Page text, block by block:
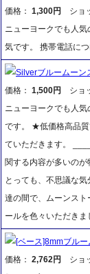
価格： 1,300円
ショ
ニューヨークでも人
気です。 携帯電話に
Silverブルームーン
価格： 1,500円
ショ
ニューヨークでも人
です。 ★低価格高品
ていただきます。
関する内容が多いの
とっても、不思議な
達の間で、ムーンス
ールを色々いただき
[ベース]8mmブル
価格： 2,762円
ショ